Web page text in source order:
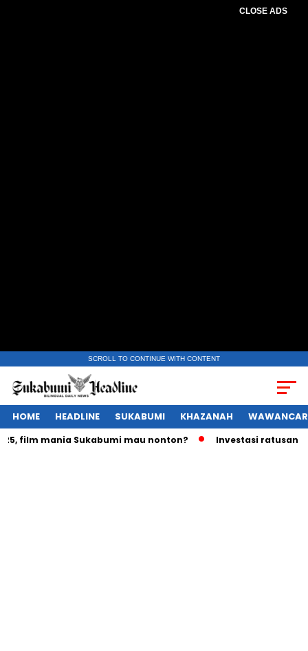
CLOSE ADS
SCROLL TO CONTINUE WITH CONTENT
HOME HEADLINE SUKABUMI KHAZANAH
mania Sukabumi mau nonton? Investasi ratusan triliun